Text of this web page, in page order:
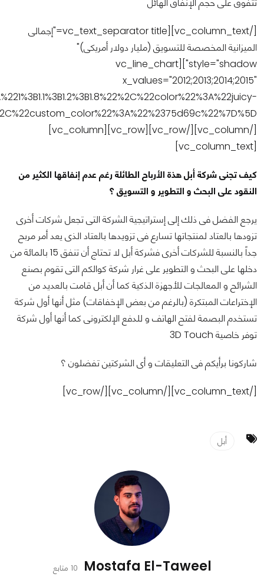
[/vc_column_text][vc_text_separator title="إجمالى
الميزانية المخصصة للتسويق (مليار دولار أمريكى)"
style="shadow"][vc_line_chart
x_values="2012;2013;2014;2015"
كيف تجنى شركة أبل هذة الأرباح الطائلة رغم عدم إنفاقها الكثير من
النقود على البحث و التطوير و التسويق ؟
يرجع الفضل فى ذلك إلى إستراتيجية الشركة التى تجعل شركات أخرى
تزودها بالعتاد لمنتجاتها تسارع فى تزويدها بالعتاد الذى يعد أمر مربح
جداً بالنسبة للشركات أخرى فشركة أبل لا تحتاج أن تنفق 15 بالمائة من
دخلها على البحث و التطوير على غرار شركة كوالكم التى تقوم بصنع
الشرائح و المعالجات للأجهزة الذكية كما أن أبل قامت بالعديد من
الإختراعات المبتكرة (بالرغم من بعض الإخفاقات) مثل أنها أول شركة
تستخدم البصمة لفتح الهاتف و للدفع الإلكترونى كما أنها أول شركة
توفر خاصية 3D Touch
شاركونا برأيكم فى التعليقات و أى الشركتين تفضلون ؟
[/vc_column_text][/vc_column][/vc_row]
أبل
Mostafa El-Taweel 10 متابع